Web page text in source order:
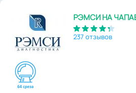
РЭМСИ НА
237 отзывов